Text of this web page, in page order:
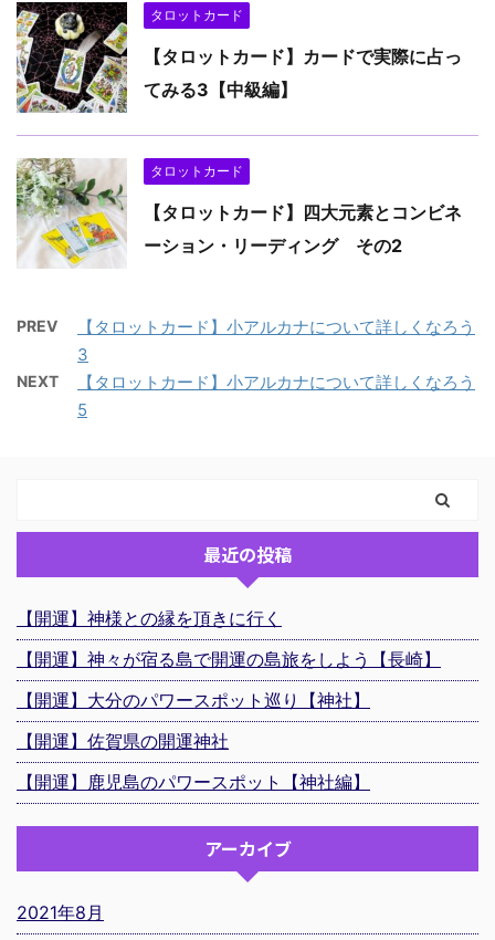
タロットカード
【タロットカード】カードで実際に占っ
てみる3【中級編】
タロットカード
【タロットカード】四大元素とコンビネ
ーション・リーディング その2
PREV
【タロットカード】小アルカナについて詳しくなろう
3
NEXT
【タロットカード】小アルカナについて詳しくなろう
5
最近の投稿
【開運】神様との縁を頂きに行く
【開運】神々が宿る島で開運の島旅をしよう【長崎】
【開運】大分のパワースポット巡り【神社】
【開運】佐賀県の開運神社
【開運】鹿児島のパワースポット【神社編】
アーカイブ
2021年8月